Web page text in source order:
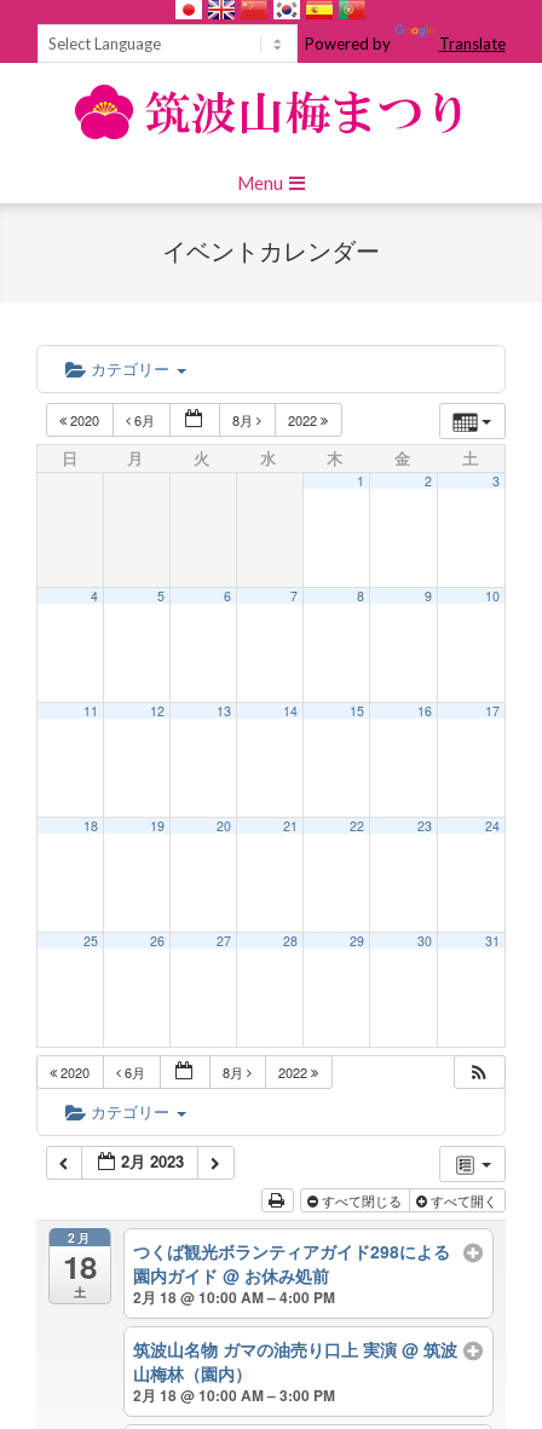
Powered by Translate
Navigation
Menu
イベントカレンダー
カテゴリー
2020 6月 8月 2022
日 月 火 水 木 金 土
1 2 3
4 5 6 7 8 9 10
11 12 13 14 15 16 17
18 19 20 21 22 23 24
25 26 27 28 29 30 31
2020 6月 8月 2022
カテゴリー
2月 2023
すべて閉じる すべて開く
2月
18
土
つくば観光ボランティアガイド298による
園内ガイド@ お休み処前
2月 18 @ 10:00 AM – 4:00 PM
筑波山名物 ガマの油売り口上 実演@ 筑波
山梅林（園内）
2月 18 @ 10:00 AM – 3:00 PM